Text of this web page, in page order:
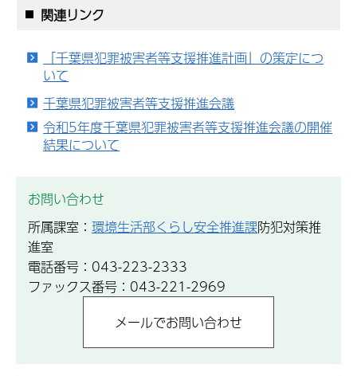
関連リンク
「千葉県犯罪被害者等支援推進計画」の策定につ
いて
千葉県犯罪被害者等支援推進会議
令和5年度千葉県犯罪被害者等支援推進会議の開催
結果について
お問い合わせ
所属課室： 環境生活部くらし安全推進課防犯対策推
進室
電話番号：043-223-2333
ファックス番号：043-221-2969